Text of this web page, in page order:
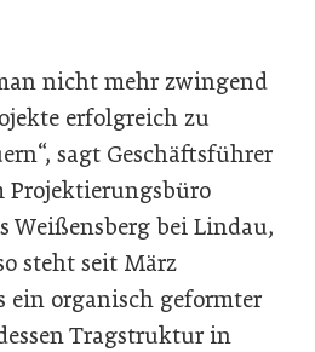
nicht mehr zwingend
erfolgreich zu
sagt Geschäftsführer
Projektierungsbüro
Weißensberg bei Lindau,
steht seit März
ein organisch geformter
Tragstruktur in